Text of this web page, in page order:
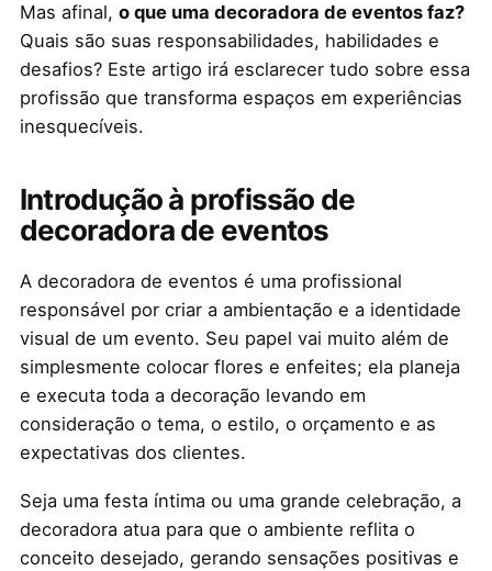
Mas afinal, o que uma decoradora de eventos faz?
Quais são suas responsabilidades, habilidades e
desafios? Este artigo irá esclarecer tudo sobre essa
profissão que transforma espaços em experiências
inesquecíveis.
Introdução à profissão de
decoradora de eventos
A decoradora de eventos é uma profissional
responsável por criar a ambientação e a identidade
visual de um evento. Seu papel vai muito além de
simplesmente colocar flores e enfeites; ela planeja
e executa toda a decoração levando em
consideração o tema, o estilo, o orçamento e as
expectativas dos clientes.
Seja uma festa íntima ou uma grande celebração, a
decoradora atua para que o ambiente reflita o
conceito desejado, gerando sensações positivas e